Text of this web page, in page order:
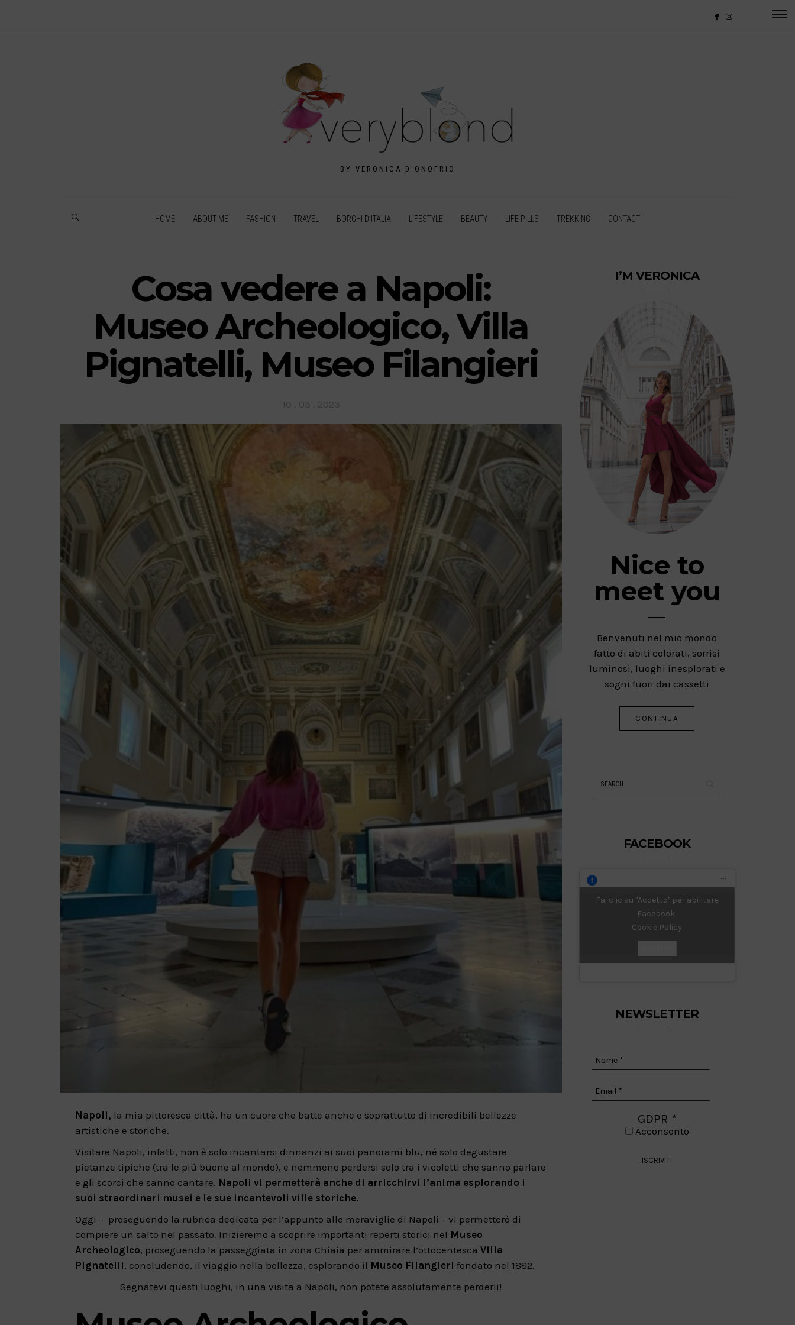
BY VERONICA D'ONOFRIO
HOME ABOUT ME FASHION TRAVEL BORGHI D’ITALIA LIFESTYLE BEAUTY LIFE PILLS TREKKING CONTACT
Cosa vedere a Napoli:
Museo Archeologico, Villa
Pignatelli, Museo Filangieri
Napoli, la mia pittoresca città, ha un cuore che batte anche e soprattutto di incredibili bellezze
artistiche e storiche.
Visitare Napoli, infatti, non è solo incantarsi dinnanzi ai suoi panorami blu, né solo degustare
pietanze tipiche (tra le più buone al mondo), e nemmeno perdersi solo tra i vicoletti che sanno parlare
e gli scorci che sanno cantare. Napoli vi permetterà anche di arricchirvi l’anima esplorando i
suoi straordinari musei e le sue incantevoli ville storiche.
Oggi – proseguendo la rubrica dedicata per l’appunto alle meraviglie di Napoli – vi permetterò di
compiere un salto nel passato. Inizieremo a scoprire importanti reperti storici nel Museo
Archeologico, proseguendo la passeggiata in zona Chiaia per ammirare l’ottocentesca Villa
Pignatelli, concludendo, il viaggio nella bellezza, esplorando il Museo Filangieri fondato nel 1882.
Segnatevi questi luoghi, in una visita a Napoli, non potete assolutamente perderli!
I’M VERONICA
Nice to
meet you
Benvenuti nel mio mondo
fatto di abiti colorati, sorrisi
luminosi, luoghi inesplorati e
sogni fuori dai cassetti
CONTINUA
FACEBOOK
Fai clic su "Accetto" per abilitare
Facebook
Cookie Policy
NEWSLETTER
GDPR *
Acconsento